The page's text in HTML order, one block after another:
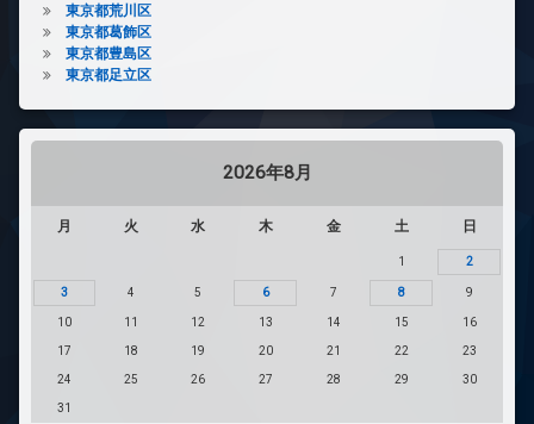
東京都荒川区
東京都葛飾区
東京都豊島区
東京都足立区
2026年8月
月 火 水 木 金 土 日
1 2
3 4 5 6 7 8 9
10 11 12 13 14 15 16
17 18 19 20 21 22 23
24 25 26 27 28 29 30
31